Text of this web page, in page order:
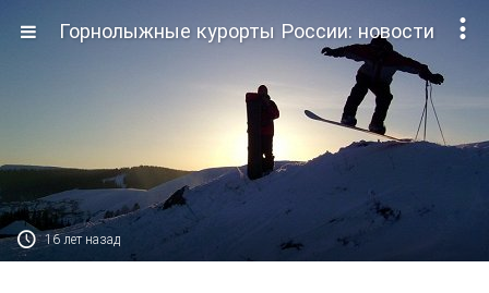

Горнолыжные курорты России: новости
 16 лет назад